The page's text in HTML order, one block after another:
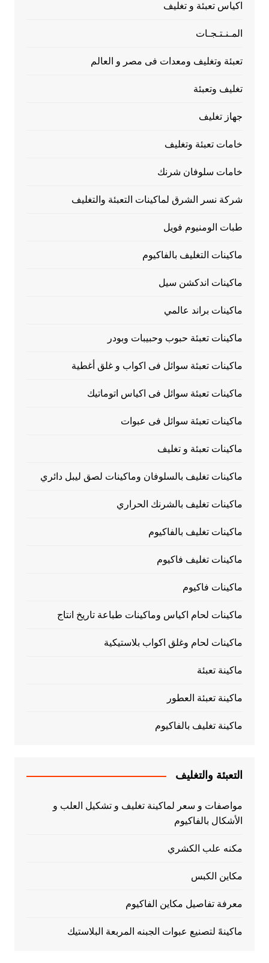
اكياس تعبئة و تغليف
المـنـتـجـات
تعبئة وتغليف ومعدات فى مصر و العالم
تغليف وتعبئة
جهاز تغليف
خامات تعبئة وتغليف
خامات سلوفان شرنك
شركة نسر الشرق لماكينات التعبئة والتغليف
طبات الومنيوم فويل
ماكينات التغليف بالفاكيوم
ماكينات اندكشن سيل
ماكينات براند عالمي
ماكينات تعبئة حبوب وحبيبات وبودر
ماكينات تعبئة سوائل فى اكواب و غلق أغطية
ماكينات تعبئة سوائل فى اكياس اتوماتيك
ماكينات تعبئة سوائل فى عبوات
ماكينات تعبئة و تغليف
ماكينات تغليف بالسلوفان وماكينات لصق ليبل دائري
ماكينات تغليف بالشرنك الحراري
ماكينات تغليف بالفاكيوم
ماكينات تغليف فاكيوم
ماكينات فاكيوم
ماكينات لحام اكياس وماكينات طباعة تاريخ انتاج
ماكينات لحام وغلق اكواب بلاستيكية
ماكينة تعبئة
ماكينة تعبئة العطور
ماكينة تغليف بالفاكيوم
التعبئة والتغليف
مواصفات و سعر لماكينة تغليف و تشكيل العلب و
الأشكال بالفاكيوم
مكنه علب الكشري
مكاين الكبس
معرفة تفاصيل مكاين الفاكيوم
ماكينهً لتصنيع عبوات الجبنه المربعة البلاستيك